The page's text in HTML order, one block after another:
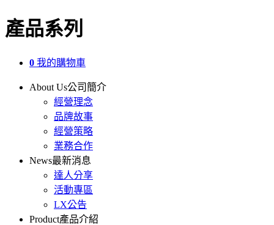
產品系列
0 我的購物車
About Us公司簡介
經營理念
品牌故事
經營策略
業務合作
News最新消息
達人分享
活動專區
LX公告
Product產品介紹